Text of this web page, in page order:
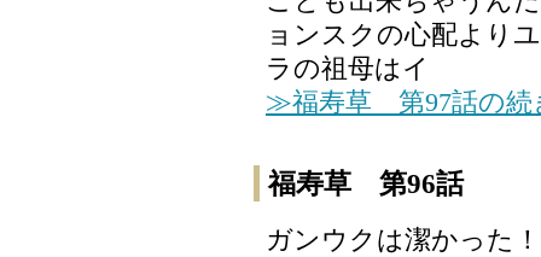
ョンスクの心配より
ラの祖母はイ
≫福寿草 第97話の続
福寿草 第96話
ガンウクは潔かった